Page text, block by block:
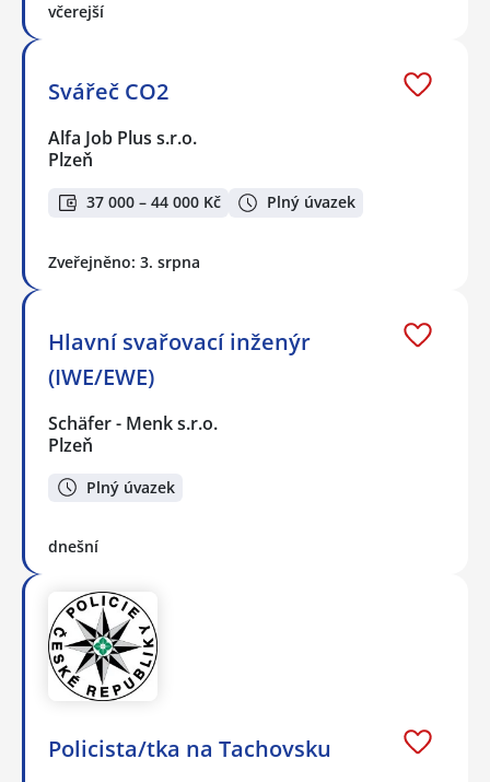
včerejší
Svářeč CO2
Alfa Job Plus s.r.o.
Plzeň
37 000 – 44 000 Kč Plný úvazek
Zveřejněno: 3. srpna
Hlavní svařovací inženýr
(IWE/EWE)
Schäfer - Menk s.r.o.
Plzeň
Plný úvazek
dnešní
Policista/tka na Tachovsku